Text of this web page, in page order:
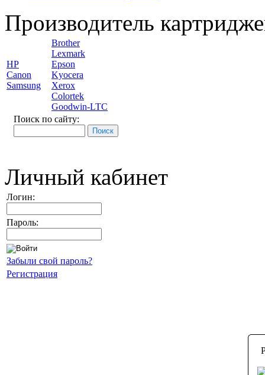
Производитель
HP
Canon
Samsung
Brother
Lexmark
Epson
Kyocera
Xerox
Colortek
Goodwin-LTC
Поиск по сайту:
Личный кабинет
Логин:
Пароль:
Забыли свой пароль?
Регистрация